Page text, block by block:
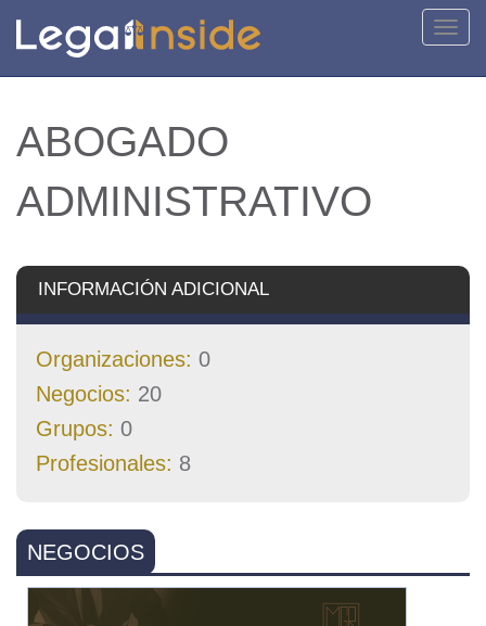
ABOGADO
ADMINISTRATIVO
INFORMACIÓN ADICIONAL
Organizaciones: 0
Negocios: 20
Grupos: 0
Profesionales: 8
NEGOCIOS